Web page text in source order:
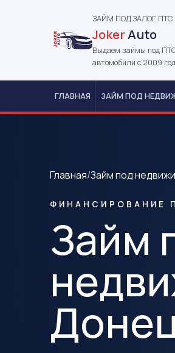
ЗАЙМ ПОД ЗАЛОГ ПТС
JokerAuto
Выдаем займы под
автомобили с 2009
ГЛАВНАЯ ЗАЙМ ПОД
Главная/Займ под
ФИНАНСИРОВАНИЕ
Займ